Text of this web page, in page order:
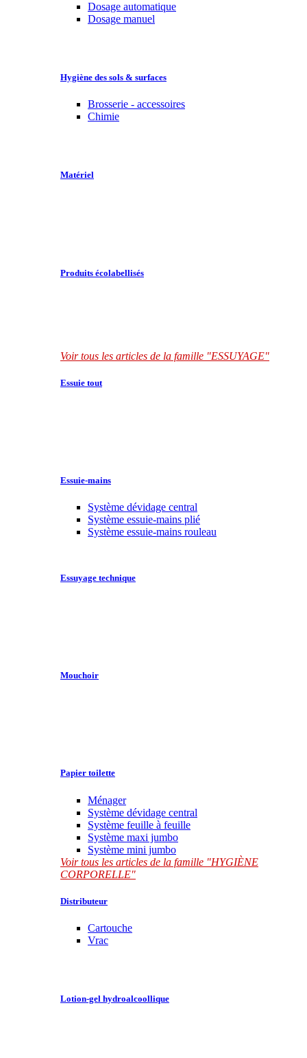
Dosage automatique
Dosage manuel
Hygiène des sols & surfaces
Brosserie - accessoires
Chimie
Matériel
Produits écolabellisés
Voir tous les articles de la famille "ESSUYAGE"
Essuie tout
Essuie-mains
Système dévidage central
Système essuie-mains plié
Système essuie-mains rouleau
Essuyage technique
Mouchoir
Papier toilette
Ménager
Système dévidage central
Système feuille à feuille
Système maxi jumbo
Système mini jumbo
Voir tous les articles de la famille "HYGIÈNE
CORPORELLE"
Distributeur
Cartouche
Vrac
Lotion-gel hydroalcoollique